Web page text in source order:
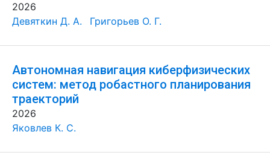
2026
Девяткин Д. А.
Григорьев О. Г.
Автономная навигация киберфизических
систем: метод робастного планирования
траекторий
2026
Яковлев К. С.